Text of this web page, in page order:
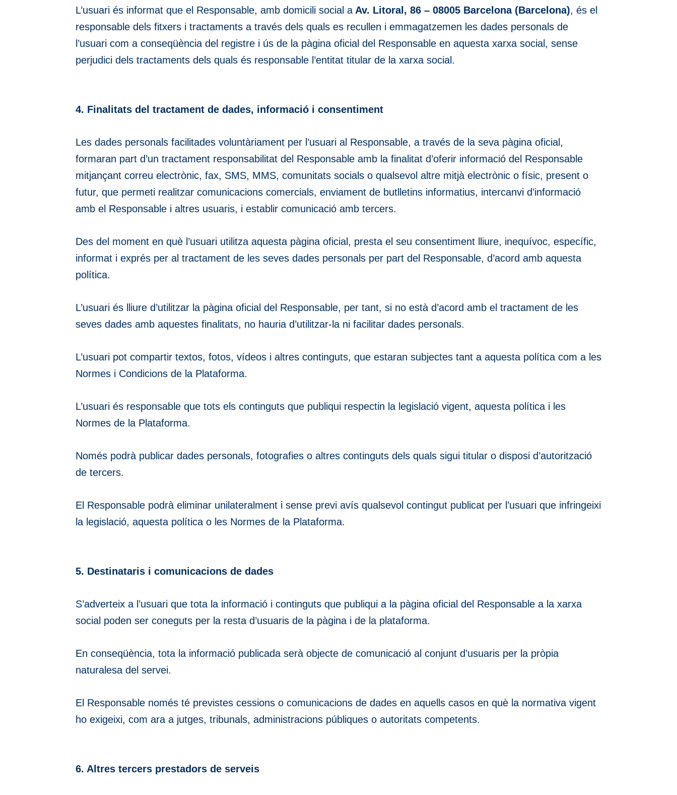
L’usuari és informat que el Responsable, amb domicili social a Av. Litoral, 86 – 08005 Barcelona (Barcelona), és el
responsable dels fitxers i tractaments a través dels quals es recullen i emmagatzemen les dades personals de
l’usuari com a conseqüència del registre i ús de la pàgina oficial del Responsable en aquesta xarxa social, sense
perjudici dels tractaments dels quals és responsable l’entitat titular de la xarxa social.
4. Finalitats del tractament de dades, informació i consentiment
Les dades personals facilitades voluntàriament per l’usuari al Responsable, a través de la seva pàgina oficial,
formaran part d’un tractament responsabilitat del Responsable amb la finalitat d’oferir informació del Responsable
mitjançant correu electrònic, fax, SMS, MMS, comunitats socials o qualsevol altre mitjà electrònic o físic, present o
futur, que permeti realitzar comunicacions comercials, enviament de butlletins informatius, intercanvi d’informació
amb el Responsable i altres usuaris, i establir comunicació amb tercers.
Des del moment en què l’usuari utilitza aquesta pàgina oficial, presta el seu consentiment lliure, inequívoc, específic,
informat i exprés per al tractament de les seves dades personals per part del Responsable, d’acord amb aquesta
política.
L’usuari és lliure d’utilitzar la pàgina oficial del Responsable, per tant, si no està d’acord amb el tractament de les
seves dades amb aquestes finalitats, no hauria d’utilitzar-la ni facilitar dades personals.
L’usuari pot compartir textos, fotos, vídeos i altres continguts, que estaran subjectes tant a aquesta política com a les
Normes i Condicions de la Plataforma.
L’usuari és responsable que tots els continguts que publiqui respectin la legislació vigent, aquesta política i les
Normes de la Plataforma.
Només podrà publicar dades personals, fotografies o altres continguts dels quals sigui titular o disposi d’autorització
de tercers.
El Responsable podrà eliminar unilateralment i sense previ avís qualsevol contingut publicat per l’usuari que infringeixi
la legislació, aquesta política o les Normes de la Plataforma.
5. Destinataris i comunicacions de dades
S’adverteix a l’usuari que tota la informació i continguts que publiqui a la pàgina oficial del Responsable a la xarxa
social poden ser coneguts per la resta d’usuaris de la pàgina i de la plataforma.
En conseqüència, tota la informació publicada serà objecte de comunicació al conjunt d’usuaris per la pròpia
naturalesa del servei.
El Responsable només té previstes cessions o comunicacions de dades en aquells casos en què la normativa vigent
ho exigeixi, com ara a jutges, tribunals, administracions públiques o autoritats competents.
6. Altres tercers prestadors de serveis